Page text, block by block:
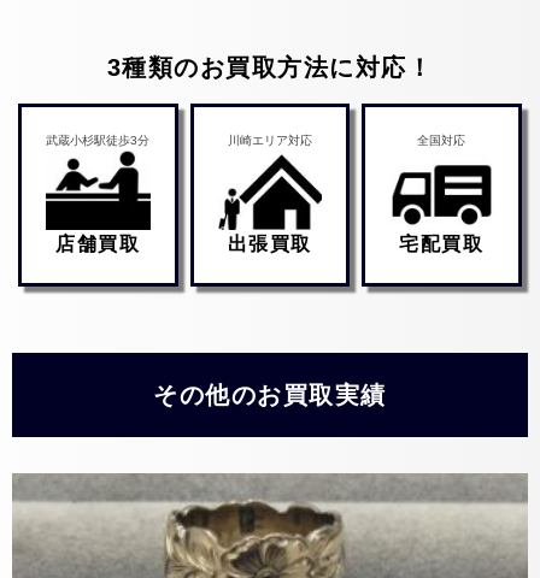
3種類のお買取方法に対応！
武蔵小杉駅徒歩3分
店舗買取
川崎エリア対応
出張買取
全国対応
宅配買取
その他のお買取実績